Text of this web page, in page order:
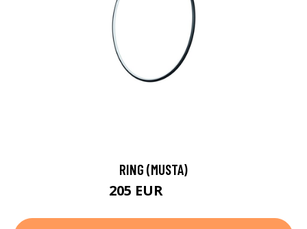
RING (MUSTA)
205 EUR